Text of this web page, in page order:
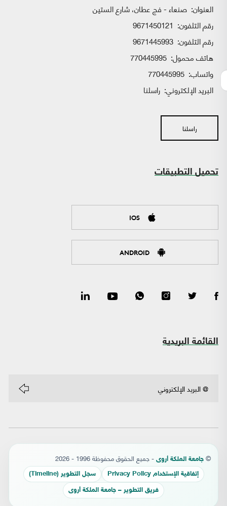
العنوان: صنعاء - فج عطان، شارع الستين
رقم التلفون: 9671450121
رقم التلفون: 9671445993
هاتف محمول: 770445995
واتساب:
البريد الإلكتروني: راسلنا
راسلنا
تحميل التطبيقات
IOS
ANDROID
القائمة البريدية
© جامعة الملكة أروى - جميع الحقوق محفوظة 1996 - 2026
إتفاقية الإستخدام Privacy Policy سجل التطوير (Timeline)
فريق التطوير – جامعة الملكة أروى